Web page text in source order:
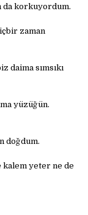
da korkuyordum.
zaman
daima sımsıkı
yüzüğün.
doğdum.
kalem yeter ne de